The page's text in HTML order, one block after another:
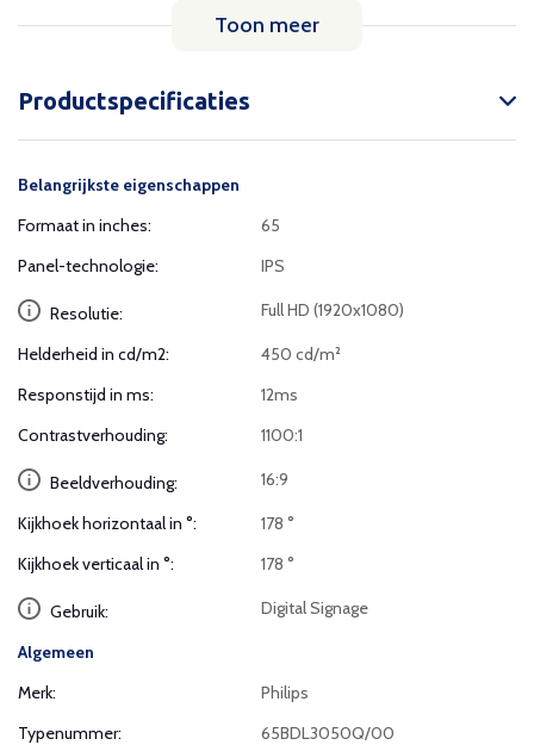
Toon meer
Productspecificaties
Belangrijkste eigenschappen
Formaat in inches:
65
Panel-technologie:
IPS
Resolutie: Full HD (1920x1080)
Helderheid in cd/m2:
450 cd/m²
Responstijd in ms:
12ms
Contrastverhouding:
1100:1
Beeldverhouding: 16:9
Kijkhoek horizontaal in °:
178 °
Kijkhoek verticaal in °:
178 °
Gebruik: Digital Signage
Algemeen
Merk:
Philips
Typenummer:
65BDL3050Q/00